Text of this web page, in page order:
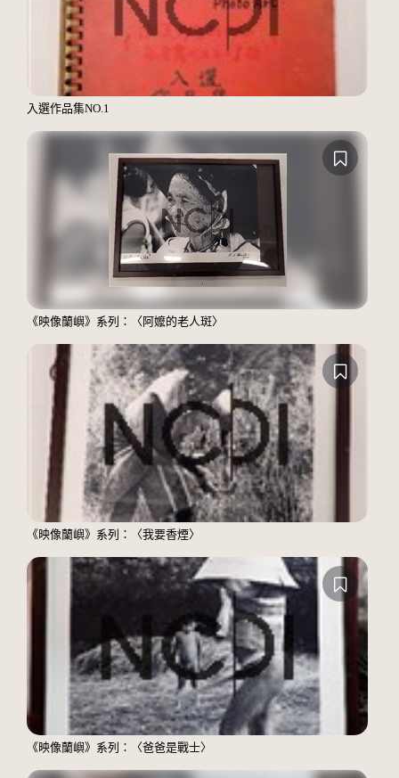
入選作品集NO.1
《映像蘭嶼》系列：〈阿嬤的老人斑〉
《映像蘭嶼》系列：〈我要香煙〉
《映像蘭嶼》系列：〈爸爸是戰士〉